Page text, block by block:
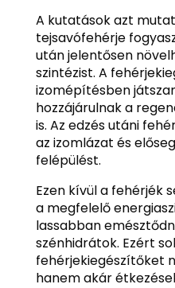
A kutatások azt
tejsavófehérje
után jelentősen
szintézist. A
izomépítésben
hozzájárulnak a
is. Az edzés utáni
az izomlázat és
felépülést.
Ezen kívül a fehérjék
a megfelelő
lassabban
szénhidrátok. Ezért
fehérjekiegészítőket
hanem akár